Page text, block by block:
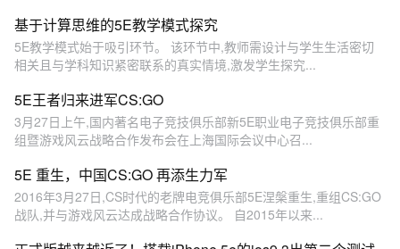
基于计算思维的5E教学模式探究
5E教学模式始于吸引环节。 该环节中,教师需设计与学生生活密切
相关且与学科知识紧密联系的真实情境,激发学生探究...
5E王者归来进军CS:GO
3月27日上午,国内著名电子竞技俱乐部新5E职业电子竞技俱乐部重
组暨游戏风云战略合作发布会在上海国际会议中心召...
5E 重生，中国CS:GO 再添生力军
2016年3月27日,CS时代的老牌电竞俱乐部5E涅槃重生,重组CS:GO
战队,并与游戏风云达成战略合作协议。 自2015年以来...